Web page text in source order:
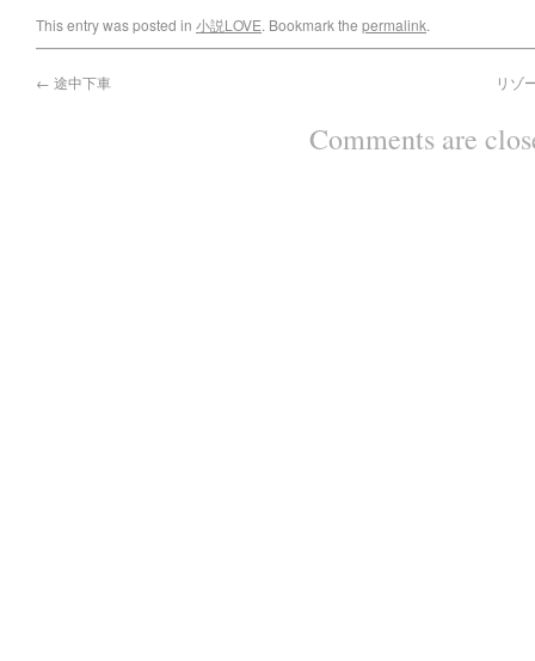
This entry was posted in 小説LOVE. Bookmark the permalink.
← 途中下車 リゾ
Comments are